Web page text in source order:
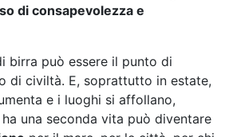
di consapevolezza e
birra può essere il punto di
di civiltà. E, soprattutto in estate,
e i luoghi si affollano,
una seconda vita può diventare